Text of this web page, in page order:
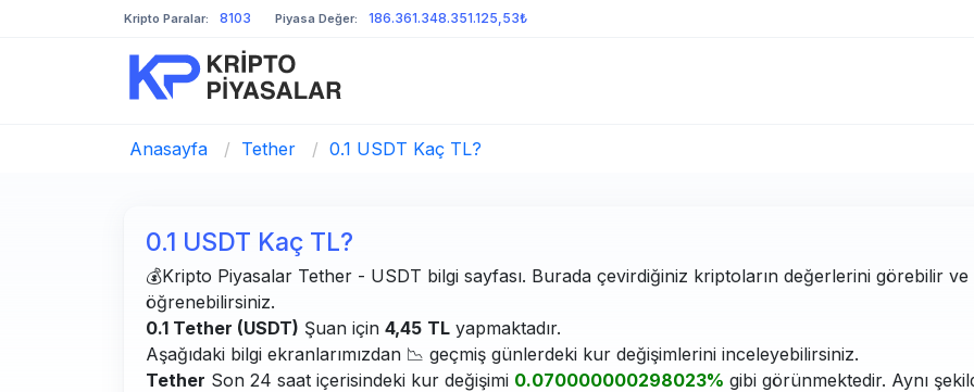
Kripto Paralar: 8103 Piyasa Değer: 186.361.348.351.125,53₺
Anasayfa / Tether / 0.1 USDT Kaç TL?
0.1 USDT Kaç TL?
💰Kripto Piyasalar Tether - USDT bilgi sayfası. Burada çevirdiğiniz kriptoların değerlerini görebilir
öğrenebilirsiniz.
0.1 Tether (USDT) Şuan için 4,45 TL yapmaktadır.
Aşağıdaki bilgi ekranlarımızdan 📉 geçmiş günlerdeki kur değişimlerini inceleyebilirsiniz.
Tether Son 24 saat içerisindeki kur değişimi 0.070000000298023% gibi görünmektedir. Aynı